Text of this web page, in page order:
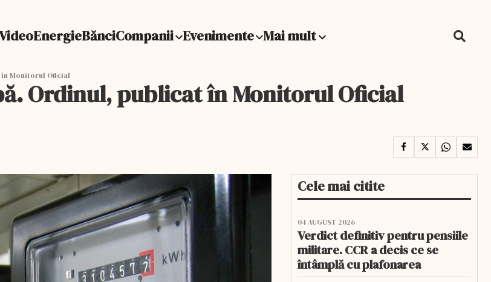
EnergieBănciCompanii Evenimente Mai mult
Monitorul Oficial
Ordinul, publicat în Monitorul Oficial
Cele mai citite
04 AUGUST 2026
Verdict definitiv pentru pensiile
militare. CCR a decis ce se
întâmplă cu plafonarea